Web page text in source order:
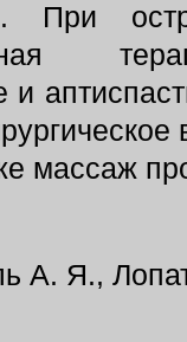
При
массаж
А. Я.,